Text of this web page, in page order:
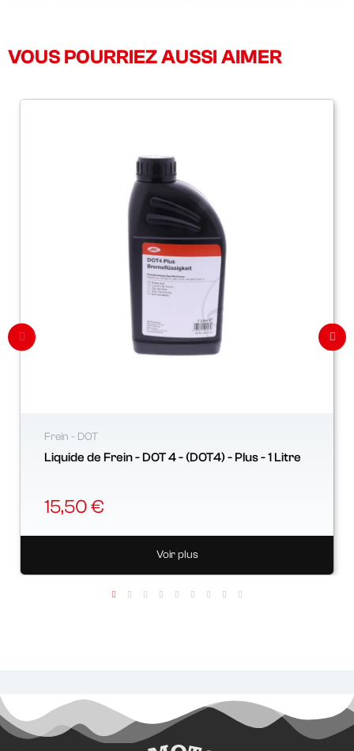
VOUS POURRIEZ AUSSI AIMER
Frein - DOT
Liquide de Frein - DOT 4 - (DOT4) - Plus - 1 Litre
15,50 €
Voir plus